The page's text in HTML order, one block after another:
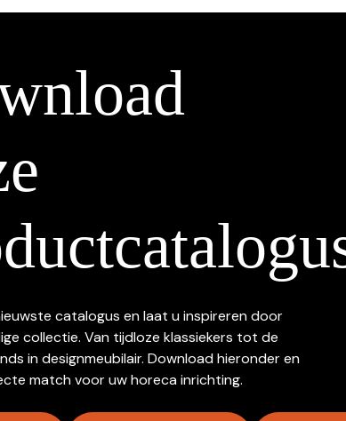
catalogus en laat u inspireren door
collectie. Van tijdloze klassiekers tot de
in designmeubilair. Download hieronder en
match voor uw horeca inrichting.